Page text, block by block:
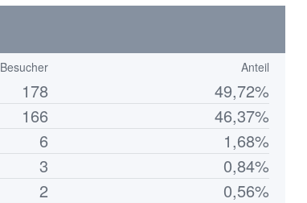
Besucher Anteil
178
49,72%
166
46,37%
6
1,68%
3
0,84%
2
0,56%